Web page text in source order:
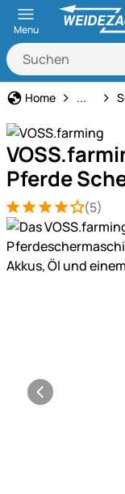
Menu
Home Technik
...
Pferde
Bewertung: 4 von 5
5 Bewertungen
(5)
Produktgalerie